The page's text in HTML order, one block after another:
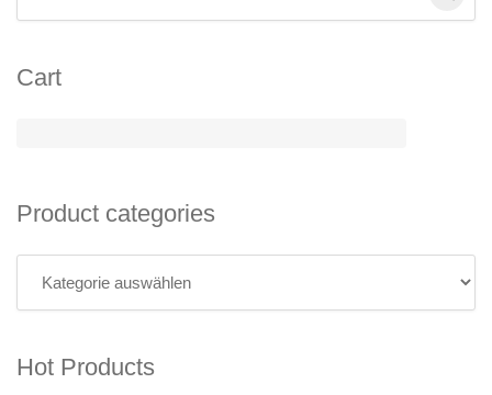
Cart
Product categories
Hot Products